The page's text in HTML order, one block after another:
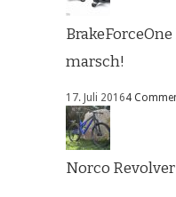
marsch!
17. Juli 20164
Norco Revolver